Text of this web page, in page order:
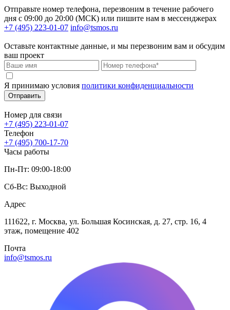
Отправьте номер телефона, перезвоним в течение рабочего
дня с 09:00 до 20:00 (МСК) или пишите нам в мессенджерах
+7 (495) 223-01-07 info@tsmos.ru
Оставьте контактные данные, и мы перезвоним вам и обсудим
ваш проект
Я принимаю условия политики конфиденциальности
Отправить
Номер для связи
+7 (495) 223-01-07
Телефон
+7 (495) 700-17-70
Часы работы
Пн-Пт: 09:00-18:00
Сб-Вс: Выходной
Адрес
111622, г. Москва, ул. Большая Косинская, д. 27, стр. 16, 4
этаж, помещение 402
Почта
info@tsmos.ru